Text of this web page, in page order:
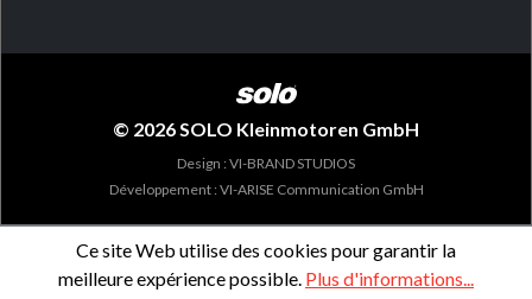
© 2026 SOLO Kleinmotoren GmbH
Design : VI-BRAND STUDIOS
Développement : VI-ARISE Communication GmbH
Ce site Web utilise des cookies pour garantir la
meilleure expérience possible. Plus d'informations...